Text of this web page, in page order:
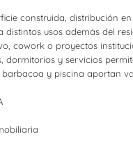
construida, distribución
distintos usos además del
cowork o proyectos
dormitorios y servicios
y piscina aportan